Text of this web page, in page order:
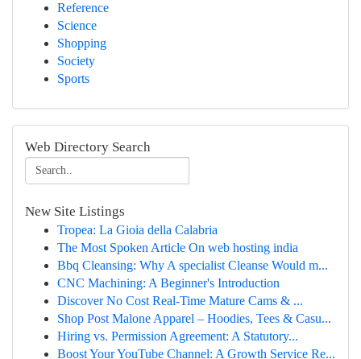
Reference
Science
Shopping
Society
Sports
Web Directory Search
New Site Listings
Tropea: La Gioia della Calabria
The Most Spoken Article On web hosting india
Bbq Cleansing: Why A specialist Cleanse Would m...
CNC Machining: A Beginner's Introduction
Discover No Cost Real-Time Mature Cams & ...
Shop Post Malone Apparel – Hoodies, Tees & Casu...
Hiring vs. Permission Agreement: A Statutory...
Boost Your YouTube Channel: A Growth Service Re...